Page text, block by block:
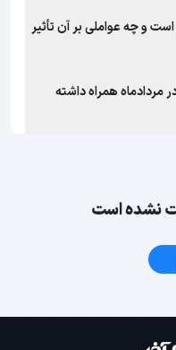
و چه عواملی بر آن تأثیر
مردادماه همراه داشته
نشده است